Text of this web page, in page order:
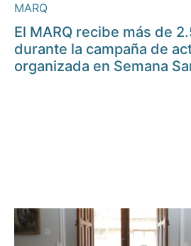
MARQ
El MARQ recibe más de
durante la campaña de
organizada en Semana